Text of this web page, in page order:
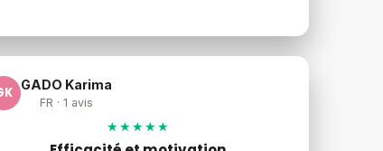
GADO Karima
FR · 1 avis
★★★★★